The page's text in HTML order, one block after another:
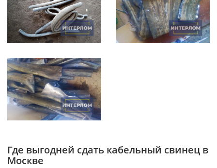
Где выгодней сдать кабельный свинец в
Москве